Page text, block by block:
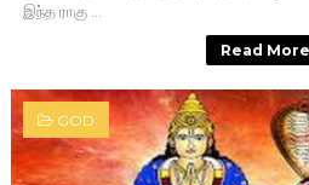
இந்த ராகு ...
Read
GOD